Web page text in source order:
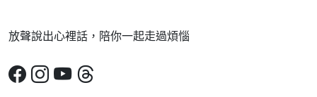
放聲說出心裡話，陪你一起走過煩惱